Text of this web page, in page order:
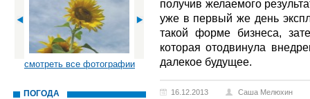
смотреть все фотографии
ПОГОДА
получив желаемого
уже в первый же день
такой форме бизнеса,
которая отодвинула
далекое будущее.
16.12.2013 Саша Мелюхин